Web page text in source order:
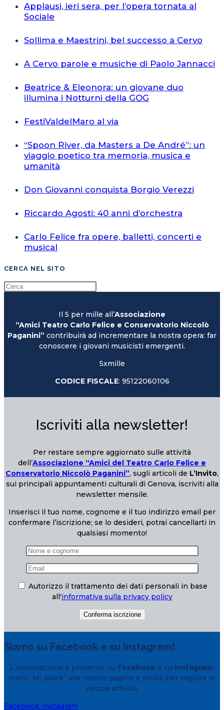
Applausi, ieri sera, per l’opera tornata al
Sociale
Sollima e Maestrini, bel successo a Cervo
A Cervo parole e musiche di Paolo Jannacci
Beatrice & Eleonora: un giovane duo
illumina i Notturni della GOG
FestiValdelMaro al via
“Spoon River, da Masters a De André”: un
viaggio poetico tra memoria, musica e
umanità
Don Giovanni conquista Borgio Verezzi
Riccardo Agosti: 40 anni d’orchestra
Carlo Felice fra opere, balletti, concerti e
musical
CERCA NEL SITO
Il 5 per mille all’Associazione
“Amici Teatro Carlo Felice e Conservatorio Niccolò
Paganini” contribuirà ad incrementare la nostra opera: far
conoscere i giovani musicisti emergenti.
5xmille
CODICE FISCALE: 95122060106
Iscriviti alla newsletter!
Per restare sempre aggiornato sulle attività
dell’Associazione “Amici del Teatro Carlo Felice e
Conservatorio Niccolò Paganini”, sugli articoli de L’Invito,
sui principali appuntamenti culturali di Genova, iscriviti alla
newsletter mensile.
Inserisci il tuo nome, cognome e il tuo indirizzo email per
confermare l’iscrizione; se lo desideri, potrai cancellarti in
qualsiasi momento!
Autorizzo il trattamento dei dati personali in base
all'informativa sulla privacy policy
Siamo su Facebook e su Instagram!
L’Associazione è presente su Facebook e su Instagram:
metti “Mi piace” alle nostre pagine e profili per seguire le
nostre attività.
Facebook Instagram